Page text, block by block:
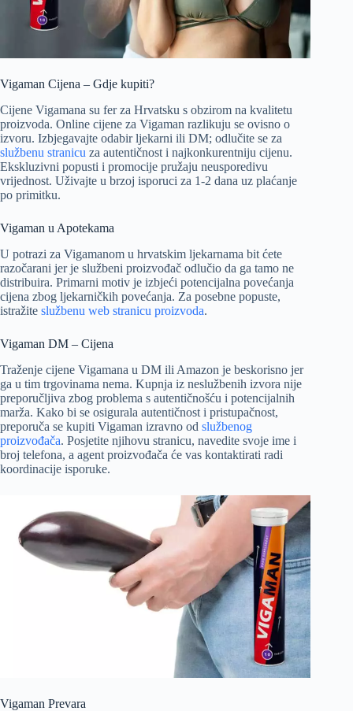
Vigaman Cijena – Gdje kupiti?
Cijene Vigamana su fer za Hrvatsku s obzirom na kvalitetu
proizvoda. Online cijene za Vigaman razlikuju se ovisno o
izvoru. Izbjegavajte odabir ljekarni ili DM; odlučite se za
službenu stranicu za autentičnost i najkonkurentniju cijenu.
Ekskluzivni popusti i promocije pružaju neusporedivu
vrijednost. Uživajte u brzoj isporuci za 1-2 dana uz plaćanje
po primitku.
Vigaman u Apotekama
U potrazi za Vigamanom u hrvatskim ljekarnama bit ćete
razočarani jer je službeni proizvođač odlučio da ga tamo ne
distribuira. Primarni motiv je izbjeći potencijalna povećanja
cijena zbog ljekarničkih povećanja. Za posebne popuste,
istražite službenu web stranicu proizvoda.
Vigaman DM – Cijena
Traženje cijene Vigamana u DM ili Amazon je beskorisno jer
ga u tim trgovinama nema. Kupnja iz neslužbenih izvora nije
preporučljiva zbog problema s autentičnošću i potencijalnih
marža. Kako bi se osigurala autentičnost i pristupačnost,
preporuča se kupiti Vigaman izravno od službenog
proizvođača. Posjetite njihovu stranicu, navedite svoje ime i
broj telefona, a agent proizvođača će vas kontaktirati radi
koordinacije isporuke.
Vigaman Prevara